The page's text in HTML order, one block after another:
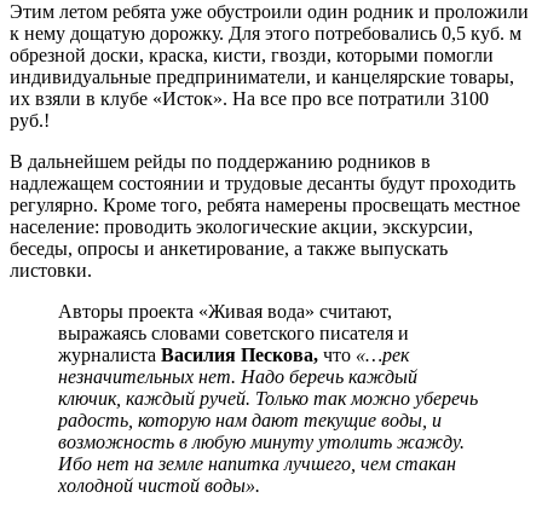
Этим летом ребята уже обустроили один родник и проложили
к нему дощатую дорожку. Для этого потребовались 0,5 куб. м
обрезной доски, краска, кисти, гвозди, которыми помогли
индивидуальные предприниматели, и канцелярские товары,
их взяли в клубе «Исток». На все про все потратили 3100
руб.!
В дальнейшем рейды по поддержанию родников в
надлежащем состоянии и трудовые десанты будут проходить
регулярно. Кроме того, ребята намерены просвещать местное
население: проводить экологические акции, экскурсии,
беседы, опросы и анкетирование, а также выпускать
листовки.
Авторы проекта «Живая вода» считают,
выражаясь словами советского писателя и
журналиста Василия Пескова, что «…рек
незначительных нет. Надо беречь каждый
ключик, каждый ручей. Только так можно уберечь
радость, которую нам дают текущие воды, и
возможность в любую минуту утолить жажду.
Ибо нет на земле напитка лучшего, чем стакан
холодной чистой воды».